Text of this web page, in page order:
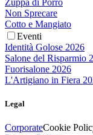
Non Sprecare
Cotto e Mangiato
Eventi
Identità Golose 2026
Salone del Risparmio
Fuorisalone 2026
L'Artigiano in Fiera
Legal
CorporateCookie